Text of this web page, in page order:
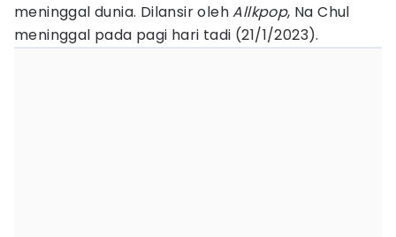
meninggal dunia. Dilansir olehAllkpop, Na Chul
meninggal pada pagi hari tadi (21/1/2023).